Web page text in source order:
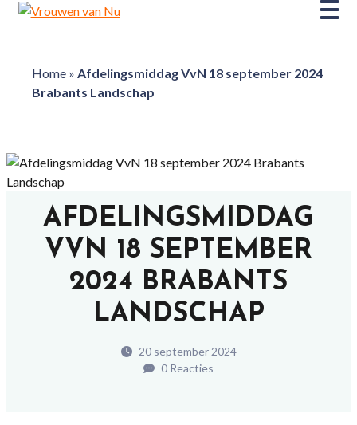
Home» Afdelingsmiddag VvN 18 september 2024
Brabants Landschap
AFDELINGSMIDDAG
VVN 18 SEPTEMBER
2024 BRABANTS
LANDSCHAP
20 september 2024
0 Reacties